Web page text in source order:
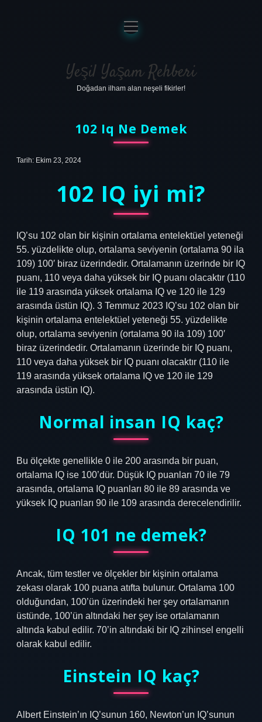
Anasayfa
Gizlilik Politikası
Yasal Uyarı
menüyü
aç
Yeşil Yaşam Rehberi
Doğadan ilham alan neşeli fikirler!
102 Iq Ne Demek
Tarih: Ekim 23, 2024
102 IQ iyi mi?
IQ’su 102 olan bir kişinin ortalama entelektüel yeteneği
55. yüzdelikte olup, ortalama seviyenin (ortalama 90 ila
109) 100′ biraz üzerindedir. Ortalamanın üzerinde bir IQ
puanı, 110 veya daha yüksek bir IQ puanı olacaktır (110
ile 119 arasında yüksek ortalama IQ ve 120 ile 129
arasında üstün IQ). 3 Temmuz 2023 IQ’su 102 olan bir
kişinin ortalama entelektüel yeteneği 55. yüzdelikte
olup, ortalama seviyenin (ortalama 90 ila 109) 100′
biraz üzerindedir. Ortalamanın üzerinde bir IQ puanı,
110 veya daha yüksek bir IQ puanı olacaktır (110 ile
119 arasında yüksek ortalama IQ ve 120 ile 129
arasında üstün IQ).
Normal insan IQ kaç?
Bu ölçekte genellikle 0 ile 200 arasında bir puan,
ortalama IQ ise 100’dür. Düşük IQ puanları 70 ile 79
arasında, ortalama IQ puanları 80 ile 89 arasında ve
yüksek IQ puanları 90 ile 109 arasında derecelendirilir.
IQ 101 ne demek?
Ancak, tüm testler ve ölçekler bir kişinin ortalama
zekası olarak 100 puana atıfta bulunur. Ortalama 100
olduğundan, 100’ün üzerindeki her şey ortalamanın
üstünde, 100’ün altındaki her şey ise ortalamanın
altında kabul edilir. 70’in altındaki bir IQ zihinsel engelli
olarak kabul edilir.
Einstein IQ kaç?
Albert Einstein’ın IQ’sunun 160, Newton’un IQ’sunun